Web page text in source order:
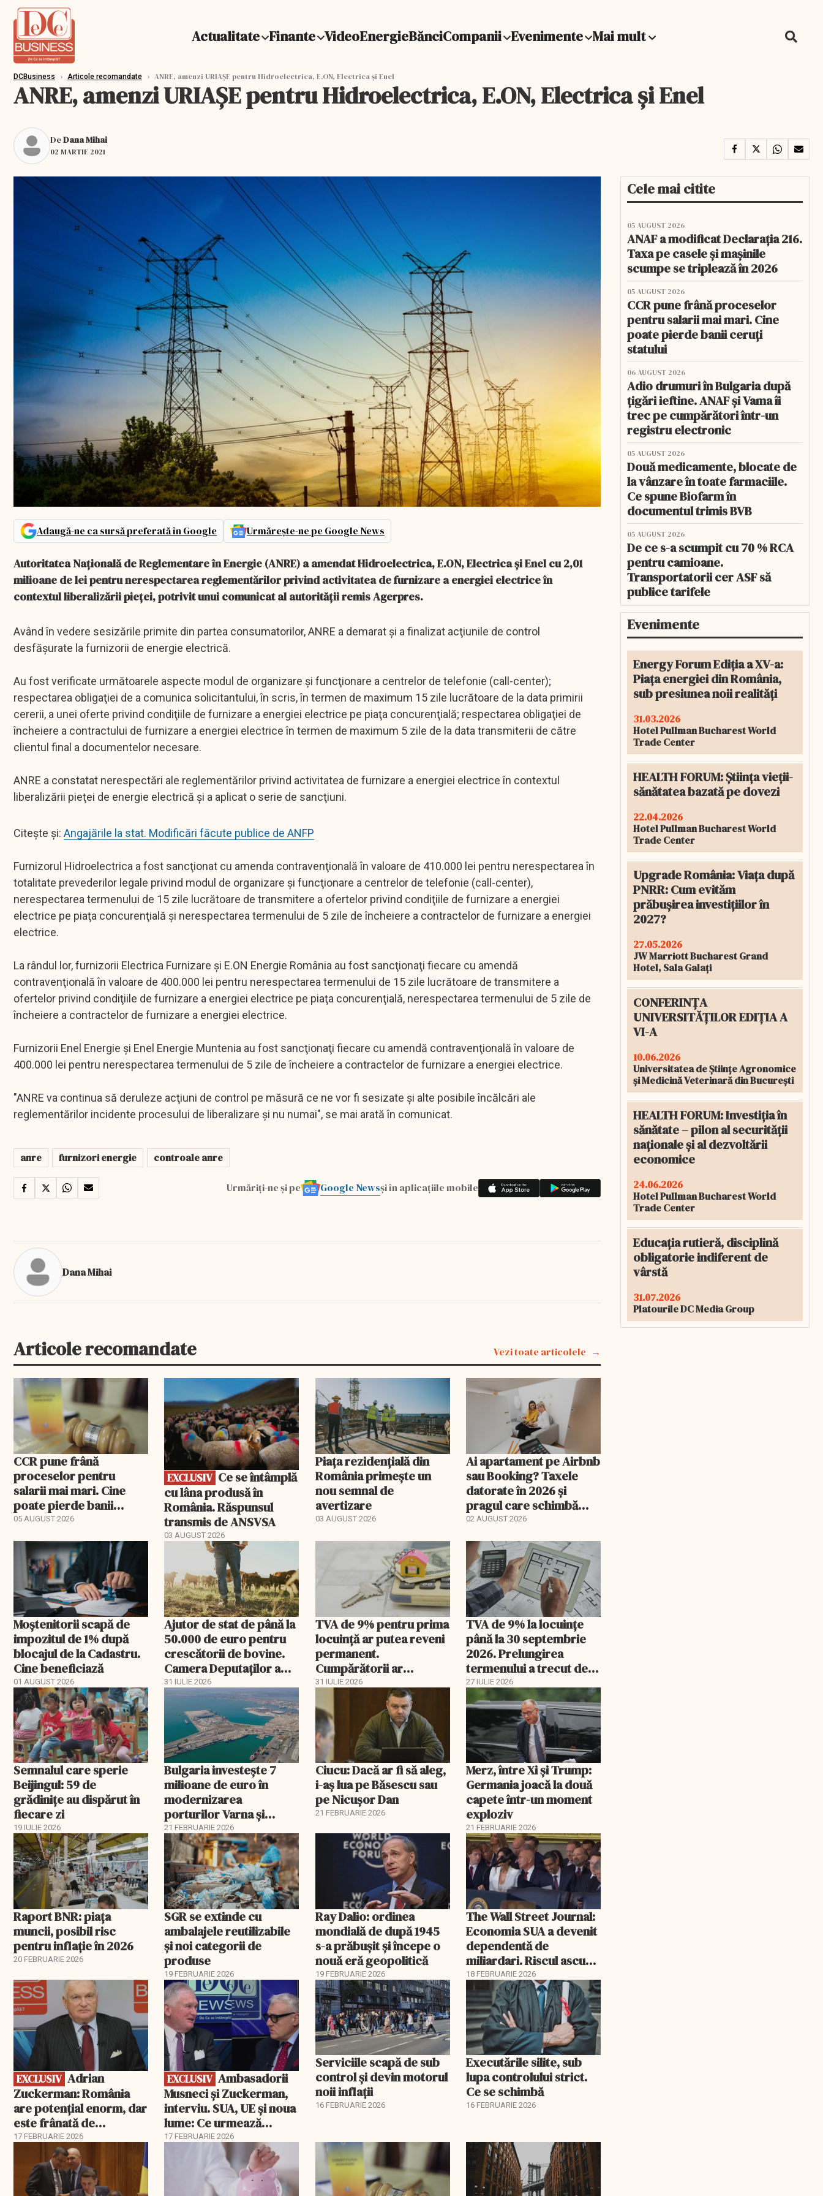
Actualitate Finante VideoEnergieBănciCompanii Evenimente Mai mult
DCBusiness › Articole recomandate › ANRE, amenzi URIAȘE pentru Hidroelectrica, E.ON, Electrica şi Enel
ANRE, amenzi URIAȘE pentru Hidroelectrica, E.ON, Electrica şi Enel
DeDana Mihai
02 MARTIE 2021
Adaugă-ne ca sursă preferată în Google Urmărește-ne pe Google News
Autoritatea Naţională de Reglementare în Energie (ANRE) a amendat Hidroelectrica, E.ON, Electrica şi Enel cu 2,01
milioane de lei pentru nerespectarea reglementărilor privind activitatea de furnizare a energiei electrice în
contextul liberalizării pieţei, potrivit unui comunicat al autorităţii remis Agerpres.
Având în vedere sesizările primite din partea consumatorilor, ANRE a demarat şi a finalizat acţiunile de control
desfăşurate la furnizorii de energie electrică.
Au fost verificate următoarele aspecte modul de organizare şi funcţionare a centrelor de telefonie (call-center);
respectarea obligaţiei de a comunica solicitantului, în scris, în termen de maximum 15 zile lucrătoare de la data primirii
cererii, a unei oferte privind condiţiile de furnizare a energiei electrice pe piaţa concurenţială; respectarea obligaţiei de
încheiere a contractului de furnizare a energiei electrice în termen de maximum 5 zile de la data transmiterii de către
clientul final a documentelor necesare.
ANRE a constatat nerespectări ale reglementărilor privind activitatea de furnizare a energiei electrice în contextul
liberalizării pieţei de energie electrică şi a aplicat o serie de sancţiuni.
Citește și: Angajările la stat. Modificări făcute publice de ANFP
Furnizorul Hidroelectrica a fost sancţionat cu amenda contravenţională în valoare de 410.000 lei pentru nerespectarea în
totalitate prevederilor legale privind modul de organizare şi funcţionare a centrelor de telefonie (call-center),
nerespectarea termenului de 15 zile lucrătoare de transmitere a ofertelor privind condiţiile de furnizare a energiei
electrice pe piaţa concurenţială şi nerespectarea termenului de 5 zile de încheiere a contractelor de furnizare a energiei
electrice.
La rândul lor, furnizorii Electrica Furnizare şi E.ON Energie România au fost sancţionaţi fiecare cu amendă
contravenţională în valoare de 400.000 lei pentru nerespectarea termenului de 15 zile lucrătoare de transmitere a
ofertelor privind condiţiile de furnizare a energiei electrice pe piaţa concurenţială, nerespectarea termenului de 5 zile de
încheiere a contractelor de furnizare a energiei electrice.
Furnizorii Enel Energie şi Enel Energie Muntenia au fost sancţionaţi fiecare cu amendă contravenţională în valoare de
400.000 lei pentru nerespectarea termenului de 5 zile de încheiere a contractelor de furnizare a energiei electrice.
"ANRE va continua să deruleze acţiuni de control pe măsură ce ne vor fi sesizate şi alte posibile încălcări ale
reglementărilor incidente procesului de liberalizare şi nu numai", se mai arată în comunicat.
anre furnizori energie controale anre
Urmăriți-ne și pe Google Newsși în aplicațiile mobile
Dana Mihai
Articole recomandate Vezi toate articolele
CCR pune frână
proceselor pentru
salarii mai mari. Cine
poate pierde banii
ceruți statului
05 AUGUST 2026
EXCLUSIV
EXCLUSIV
cu lâna produsă în
România. Răspunsul
transmis de ANSVSA
03 AUGUST 2026
Piața rezidențială din
România primește un
nou semnal de
avertizare
03 AUGUST 2026
Ai apartament pe Airbnb
sau Booking? Taxele
datorate în 2026 și
pragul care schimbă
regimul fiscal
02 AUGUST 2026
Moștenitorii scapă de
impozitul de 1% după
blocajul de la Cadastru.
Cine beneficiază
01 AUGUST 2026
Ajutor de stat de până la
50.000 de euro pentru
crescătorii de bovine.
Camera Deputaților a
aprobat schema
31 IULIE 2026
TVA de 9% pentru prima
locuință ar putea reveni
permanent.
Cumpărătorii ar
economisi zeci de mii de
31 IULIE 2026
TVA de 9% la locuințe
până la 30 septembrie
2026. Prelungirea
termenului a trecut de
comisia din Parlament
27 IULIE 2026
Semnalul care sperie
Beijingul: 59 de
grădinițe au dispărut în
fiecare zi
19 IULIE 2026
Bulgaria investește 7
milioane de euro în
modernizarea
porturilor Varna și
Burgas
21 FEBRUARIE 2026
Ciucu: Dacă ar fi să aleg,
i-aș lua pe Băsescu sau
pe Nicușor Dan
21 FEBRUARIE 2026
Merz, între Xi și Trump:
Germania joacă la două
capete într-un moment
exploziv
21 FEBRUARIE 2026
Raport BNR: piața
muncii, posibil risc
pentru inflație în 2026
20 FEBRUARIE 2026
SGR se extinde cu
ambalajele reutilizabile
și noi categorii de
produse
19 FEBRUARIE 2026
Ray Dalio: ordinea
mondială de după 1945
s-a prăbușit și începe o
nouă eră geopolitică
19 FEBRUARIE 2026
The Wall Street Journal:
Economia SUA a devenit
dependentă de
miliardari. Riscul ascuns
pentru burse și consum
18 FEBRUARIE 2026
EXCLUSIV
EXCLUSIV
Zuckerman: România
are potențial enorm, dar
este frânată de
corupție, companii de
stat și influența
propagandei ruse
17 FEBRUARIE 2026
EXCLUSIV
EXCLUSIV Ambasadorii
Musneci și Zuckerman,
interviu. SUA, UE și noua
lume: Ce urmează
pentru România
17 FEBRUARIE 2026
Serviciile scapă de sub
control și devin motorul
noii inflații
16 FEBRUARIE 2026
Executările silite, sub
lupa controlului strict.
Ce se schimbă
16 FEBRUARIE 2026
Cele mai citite
05 AUGUST 2026
ANAF a modificat Declarația 216.
Taxa pe casele și mașinile
scumpe se triplează în 2026
05 AUGUST 2026
CCR pune frână proceselor
pentru salarii mai mari. Cine
poate pierde banii ceruți
statului
06 AUGUST 2026
Adio drumuri în Bulgaria după
țigări ieftine. ANAF și Vama îi
trec pe cumpărători într-un
registru electronic
05 AUGUST 2026
Două medicamente, blocate de
la vânzare în toate farmaciile.
Ce spune Biofarm în
documentul trimis BVB
05 AUGUST 2026
De ce s-a scumpit cu 70 % RCA
pentru camioane.
Transportatorii cer ASF să
publice tarifele
Evenimente
Energy Forum Ediția a XV-a:
Piața energiei din România,
sub presiunea noii realități
31.03.2026
Hotel Pullman Bucharest World
Trade Center
HEALTH FORUM: Știința vieții-
sănătatea bazată pe dovezi
22.04.2026
Hotel Pullman Bucharest World
Trade Center
Upgrade România: Viața după
PNRR: Cum evităm
prăbușirea investițiilor în
2027?
27.05.2026
JW Marriott Bucharest Grand
Hotel, Sala Galați
CONFERINȚA
UNIVERSITĂȚILOR EDIȚIA A
VI-A
10.06.2026
Universitatea de Științe Agronomice
și Medicină Veterinară din București
HEALTH FORUM: Investiția în
sănătate – pilon al securității
naționale și al dezvoltării
economice
24.06.2026
Hotel Pullman Bucharest World
Trade Center
Educația rutieră, disciplină
obligatorie indiferent de
vârstă
31.07.2026
Platourile DC Media Group